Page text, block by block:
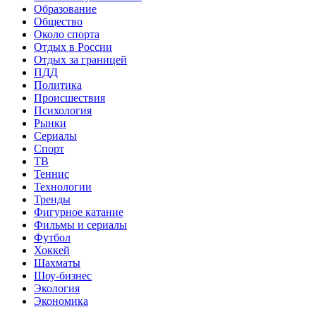
Образование
Общество
Около спорта
Отдых в России
Отдых за границей
ПДД
Политика
Происшествия
Психология
Рынки
Сериалы
Спорт
ТВ
Теннис
Технологии
Тренды
Фигурное катание
Фильмы и сериалы
Футбол
Хоккей
Шахматы
Шоу-бизнес
Экология
Экономика